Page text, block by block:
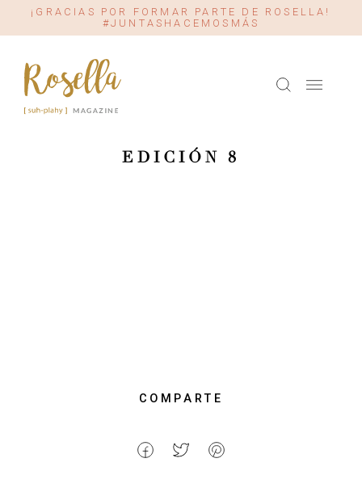
¡GRACIAS POR FORMAR PARTE DE ROSELLA!
#JUNTASHACEMOSMÁS
EDICIÓN 8
COMPARTE